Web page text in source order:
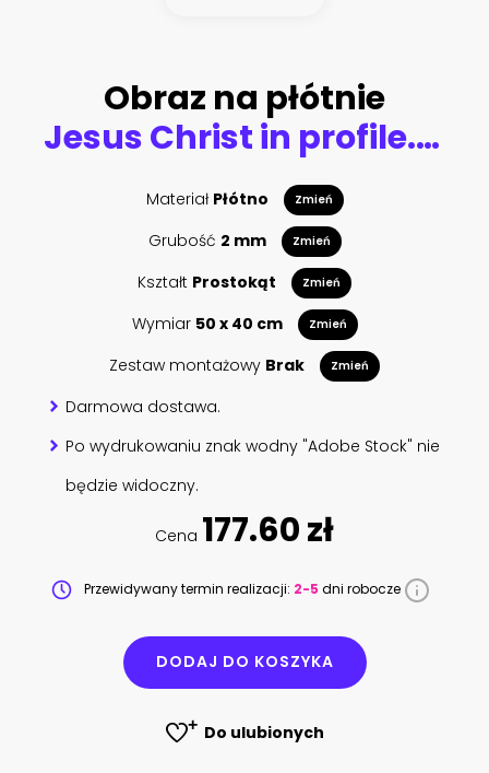
Obraz na płótnie
Jesus Christ in profile. An ancient statue. Religion, faith, death, suffering, immortality, God concept.
Materiał Płótno Zmień
Grubość 2 mm Zmień
Kształt Prostokąt Zmień
Wymiar 50 x 40 cm Zmień
Zestaw montażowy Brak Zmień
Darmowa dostawa.
Po wydrukowaniu znak wodny "Adobe Stock" nie
będzie widoczny.
Cena 177.60 zł
Przewidywany termin realizacji: 2-5 dni robocze
DODAJ DO KOSZYKA
Do ulubionych